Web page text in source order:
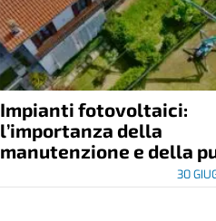
Impianti fotovoltaici:
l’importanza della
manutenzione e della
30